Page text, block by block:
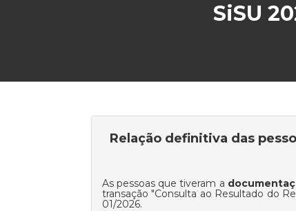
SiSU
Relação definitiva das
As pessoas que tiveram a
transação "Consulta ao Resultado do
01/2026.